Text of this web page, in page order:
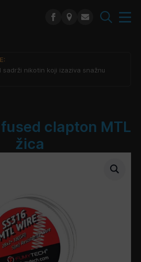
sadrži nikotin koji izaziva snažnu
clapton MTL
žica